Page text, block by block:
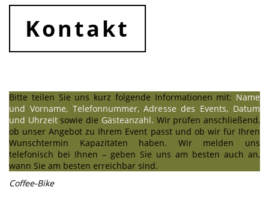
Kontakt
Bitte teilen Sie uns kurz folgende Informationen mit: Name
und Vorname, Telefonnummer, Adresse des Events, Datum
und Uhrzeitsowie die Gästeanzahl. Wir prüfen anschließend,
ob unser Angebot zu Ihrem Event passt und ob wir für Ihren
Wunschtermin Kapazitäten haben. Wir melden uns
telefonisch bei Ihnen – geben Sie uns am besten auch an,
wann Sie am besten erreichbar sind.
Coffee-Bike